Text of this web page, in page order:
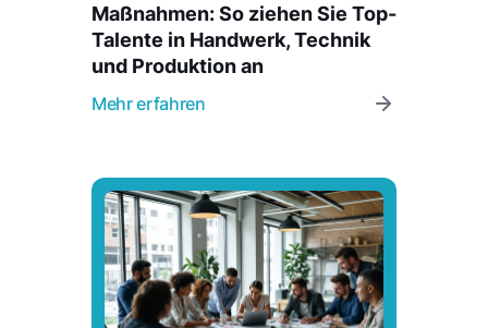
Maßnahmen: So ziehen Sie Top-
Talente in Handwerk, Technik
und Produktion an
Mehr erfahren